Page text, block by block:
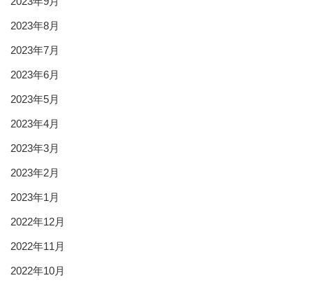
2023年8月
2023年7月
2023年6月
2023年5月
2023年4月
2023年3月
2023年2月
2023年1月
2022年12月
2022年11月
2022年10月